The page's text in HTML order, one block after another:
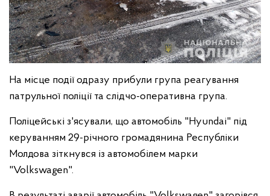
На місце події одразу прибули група реагування
патрульної поліції та слідчо-оперативна група.
Поліцейські з'ясували, що автомобіль "Hyundai" під
керуванням 29-річного громадянина Республіки
Молдова зіткнувся із автомобілем марки
"Volkswagen".